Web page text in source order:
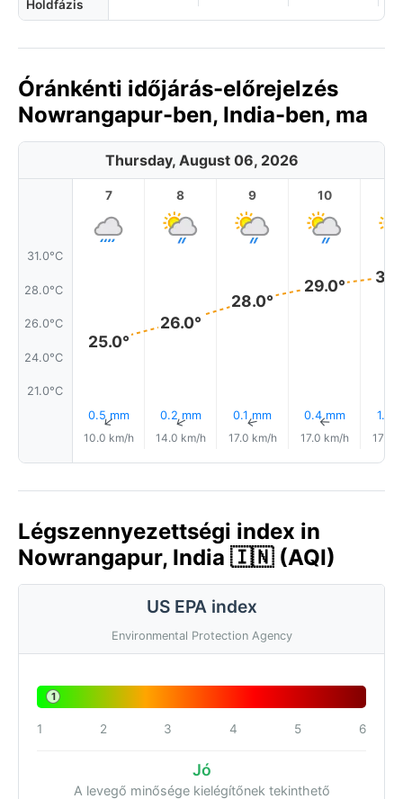
Holdfázis
Óránkénti időjárás-előrejelzés
Nowrangapur-ben, India-ben, ma
Thursday, August 06, 2026
31.0°C
28.0°C
26.0°C
24.0°C
21.0°C
7
25.0°
0.5 mm
↑
10.0 km/h
8
26.0°
0.2 mm
↑
14.0 km/h
9
28.0°
0.1 mm
↑
17.0 km/h
10
29.0°
0.4 mm
↑
17.0 km/h
1.0
17.0
Légszennyezettségi index in
Nowrangapur, India 🇮🇳 (AQI)
US EPA index
Environmental Protection Agency
1
1 2 3 4 5 6
Jó
A levegő minősége kielégítőnek tekinthető